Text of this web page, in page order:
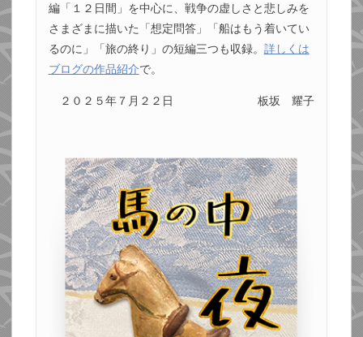
編「１２日間」を中心に、戦争の虚しさと悲しみを
さまざまに描いた「想定問答」「船はもう着いてい
るのに」「旅の終り」の短編三つも収録。 詳しくは
ブログの作品紹介で。
２０２５年７月２２日 板坂 耀子